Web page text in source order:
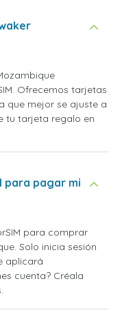
Ofrecemos tarjetas
que mejor se ajuste a
tu tarjeta regalo en
para pagar mi
para comprar
Solo inicia sesión
aplicará
cuenta? Créala